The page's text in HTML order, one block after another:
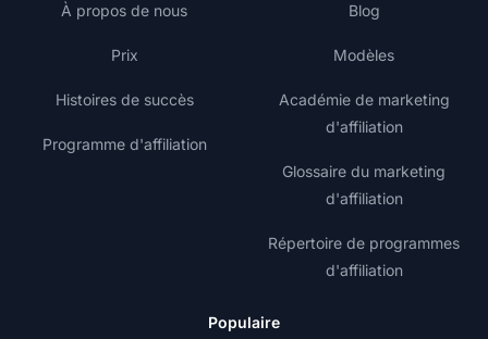
À propos de nous
Prix
Histoires de succès
Programme d'affiliation
Blog
Modèles
Académie de marketing
d'affiliation
Glossaire du marketing
d'affiliation
Répertoire de programmes
d'affiliation
Populaire